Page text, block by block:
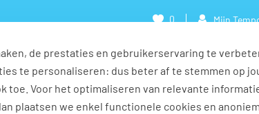
de prestaties en gebruikerservaring te
te personaliseren: dus beter af te stemmen op
toe. Voor het optimaliseren van relevante
plaatsen we enkel functionele cookies en
0 Mijn